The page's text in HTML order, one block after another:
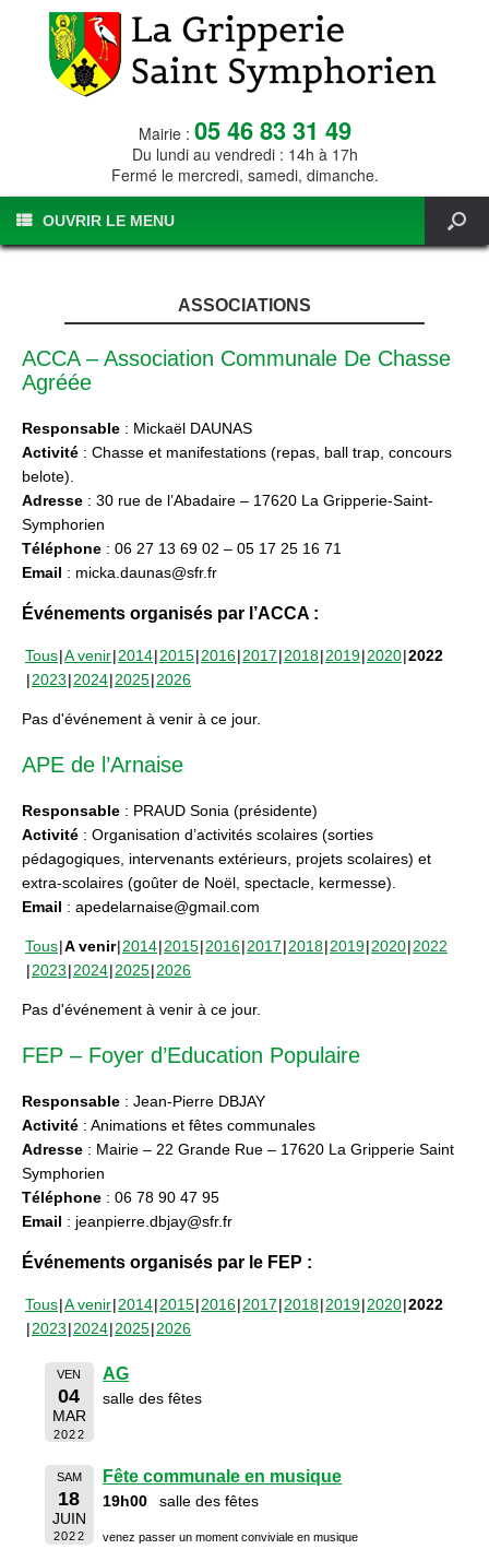
Mairie : 05 46 83 31 49
Du lundi au vendredi : 14h à 17h
Fermé le mercredi, samedi, dimanche.
OUVRIR LE MENU
ASSOCIATIONS
ACCA – Association Communale De Chasse
Agréée
Responsable : Mickaël DAUNAS
Activité : Chasse et manifestations (repas, ball trap, concours
belote).
Adresse : 30 rue de l’Abadaire – 17620 La Gripperie-Saint-
Symphorien
Téléphone : 06 27 13 69 02 – 05 17 25 16 71
Email : micka.daunas@sfr.fr
Événements organisés par l’ACCA :
Tous A venir 2014 2015 2016 2017 2018 2019 2020 2022
2023 2024 2025 2026
Pas d'événement à venir à ce jour.
APE de l’Arnaise
Responsable : PRAUD Sonia (présidente)
Activité : Organisation d’activités scolaires (sorties
pédagogiques, intervenants extérieurs, projets scolaires) et
extra-scolaires (goûter de Noël, spectacle, kermesse).
Email : apedelarnaise@gmail.com
Tous A venir 2014 2015 2016 2017 2018 2019 2020 2022
2023 2024 2025 2026
Pas d'événement à venir à ce jour.
FEP – Foyer d’Education Populaire
Responsable : Jean-Pierre DBJAY
Activité : Animations et fêtes communales
Adresse : Mairie – 22 Grande Rue – 17620 La Gripperie Saint
Symphorien
Téléphone : 06 78 90 47 95
Email : jeanpierre.dbjay@sfr.fr
Événements organisés par le FEP :
Tous A venir 2014 2015 2016 2017 2018 2019 2020 2022
2023 2024 2025 2026
VEN
04
MAR
2022
AG
salle des fêtes
SAM
18
JUIN
2022
Fête communale en musique
19h00 salle des fêtes
venez passer un moment conviviale en musique